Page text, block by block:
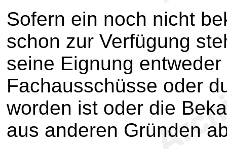
Sofern ein noch nicht
schon zur Verfügung
seine Eignung
Fachausschüsse oder
worden ist oder die
aus anderen Gründen